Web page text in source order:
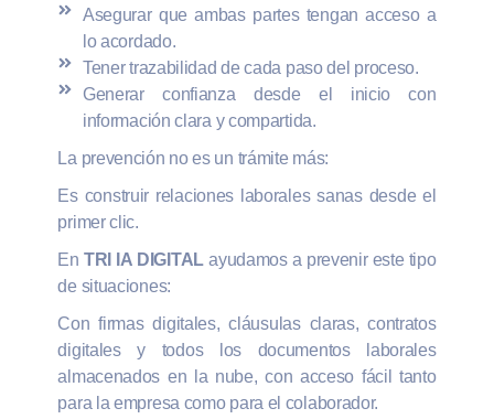
Asegurar que ambas partes tengan acceso a
lo acordado.
Tener trazabilidad de cada paso del proceso.
Generar confianza desde el inicio con
información clara y compartida.
La prevención no es un trámite más:
Es construir relaciones laborales sanas desde el
primer clic.
EnTRI IA DIGITALayudamos a prevenir este tipo
de situaciones:
Con firmas digitales, cláusulas claras, contratos
digitales y todos los documentos laborales
almacenados en la nube, con acceso fácil tanto
para la empresa como para el colaborador.